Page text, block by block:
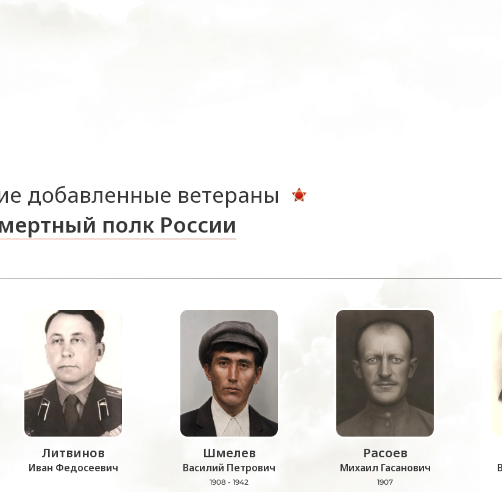
добавленные ветераны
полк России
Литвинов
Иван Федосеевич
Шмелев
Василий Петрович
1908 - 1942
Расоев
Михаил Гасанович
1907